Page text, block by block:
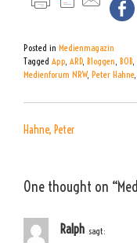
Posted in Medienmagazin
Tagged App ARD, Bloggen BOB
Medienforum NRW, Peter Hahne,
Hahne, Peter
One thought on “
Ralph sagt: